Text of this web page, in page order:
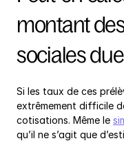
montant
sociales
Si les taux de ces
extrêmement difficile
cotisations. Même le
qu’il ne s’agit que